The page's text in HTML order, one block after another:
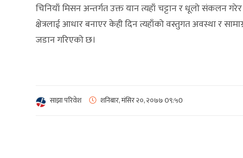
चिनियाँ मिसन अन्तर्गत उक्त यान त्यहाँ चट्टान र धूलो संकलन
क्षेत्रलाई आधार बनाएर केही दिन त्यहाँको वस्तुगत अवस्था र
जडान गरिएको छ।
साझा परिवेश शनिबार, मंसिर २०, २०७७0९:५0